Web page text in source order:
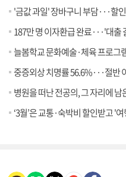
'금값 과일' 장바구니 부담···할
187만 명 이자환급 완료···'대출
늘봄학교 문화예술·체육 프로그램
중증외상 치명률 56.6%···절반 이상
병원을 떠난 전공의, 그 자리에
‘3월’은 교통·숙박비 할인받고 '